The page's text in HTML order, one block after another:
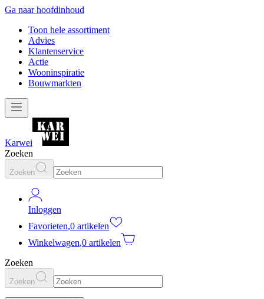
Ga naar hoofdinhoud
Toon hele assortiment
Advies
Klantenservice
Actie
Wooninspiratie
Bouwmarkten
Karwei
Zoeken
Zoeken
Inloggen
Favorieten,0 artikelen
Winkelwagen,0 artikelen
Zoeken
Zoeken